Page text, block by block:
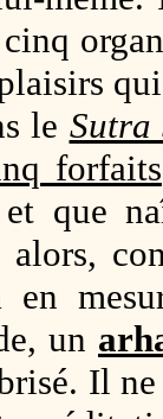
le Sutra
forfaits
et que
alors,
en
un
Il